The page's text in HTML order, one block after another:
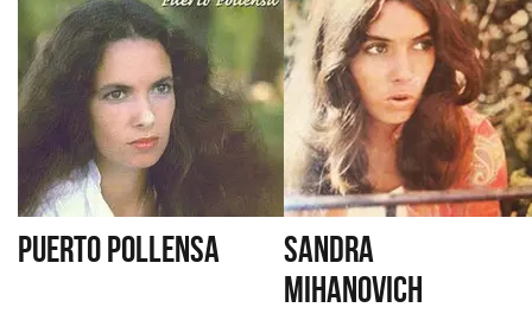
PUERTO POLLENSA
SANDRA
MIHANOVICH